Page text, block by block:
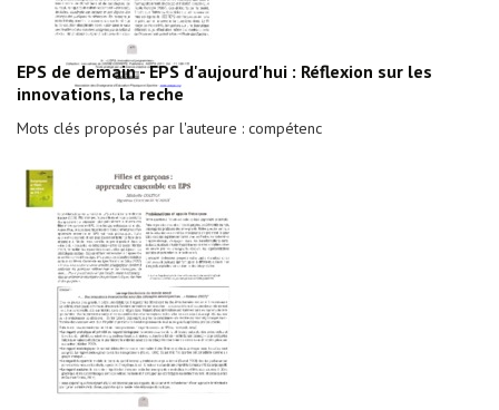
EPS de demain - EPS d'aujourd'hui : Réflexion sur les
innovations, la reche
Mots clés proposés par l'auteure : compétenc